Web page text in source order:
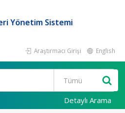
Yönetim Sistemi
Araştırmacı Girişi English
Detaylı Arama